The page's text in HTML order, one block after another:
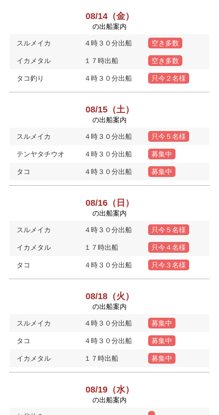
08/14（金）
の出船案内
スルメイカ ４時３０分出船 空き多数
イカメタル １７時出船 空き多数
タコ釣り ４時３０分出船 只今２名様
08/15（土）
の出船案内
スルメイカ ４時３０分出船 只今５名様
テンヤタチウオ ４時３０分出船 募集中
タコ ４時３０分出船 募集中
08/16（日）
の出船案内
スルメイカ ４時３０分出船 只今５名様
イカメタル １７時出船 只今４名様
タコ ４時３０分出船 只今３名様
08/18（火）
の出船案内
スルメイカ ４時３０分出船 募集中
タコ ４時３０分出船 募集中
イカメタル １７時出船 募集中
08/19（水）
の出船案内